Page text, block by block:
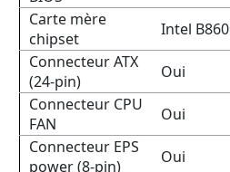
Carte mère
chipset
Intel B860
Connecteur ATX
(24-pin)
Oui
Connecteur CPU
FAN
Oui
Connecteur EPS
power (8-pin)
Oui